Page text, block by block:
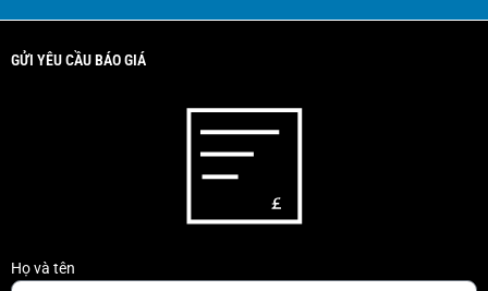
GỬI YÊU CẦU BÁO GIÁ
Họ và tên